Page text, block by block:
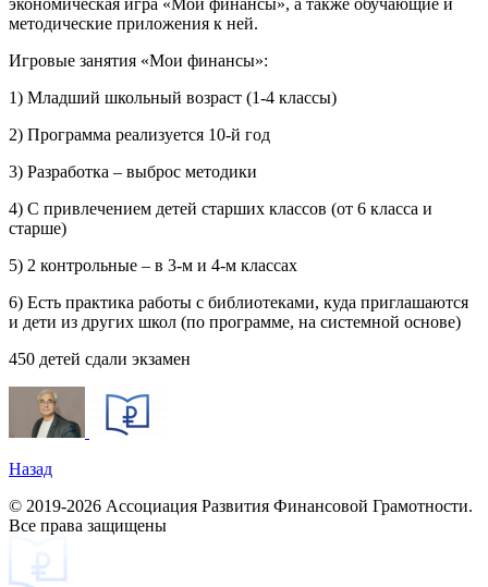
методические приложения к ней.
Игровые занятия «Мои финансы»:
1) Младший школьный возраст (1-4 классы)
2) Программа реализуется 10-й год
3) Разработка – выброс методики
4) С привлечением детей старших классов (от 6 класса и
старше)
5) 2 контрольные – в 3-м и 4-м классах
6) Есть практика работы с библиотеками, куда приглашаются
и дети из других школ (по программе, на системной основе)
450 детей сдали экзамен
Назад
© 2019-2026 Ассоциация Развития Финансовой Грамотности.
Все права защищены